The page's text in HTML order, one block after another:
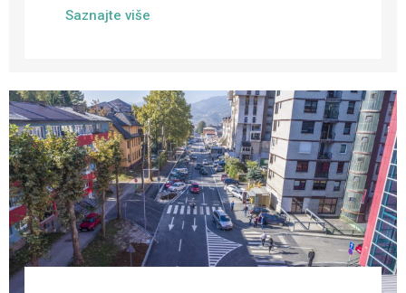
Saznajte više